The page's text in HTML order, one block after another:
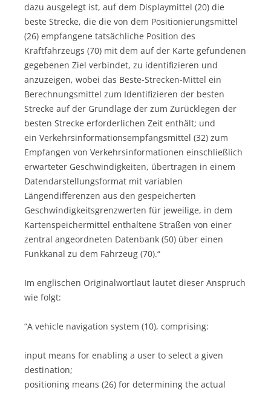
dazu ausgelegt ist, auf dem Displaymittel (20) die
beste Strecke, die die von dem Positionierungsmittel
(26) empfangene tatsächliche Position des
Kraftfahrzeugs (70) mit dem auf der Karte gefundenen
gegebenen Ziel verbindet, zu identifizieren und
anzuzeigen, wobei das Beste-Strecken-Mittel ein
Berechnungsmittel zum Identifizieren der besten
Strecke auf der Grundlage der zum Zurücklegen der
besten Strecke erforderlichen Zeit enthält; und
ein Verkehrsinformationsempfangsmittel (32) zum
Empfangen von Verkehrsinformationen einschließlich
erwarteter Geschwindigkeiten, übertragen in einem
Datendarstellungsformat mit variablen
Längendifferenzen aus den gespeicherten
Geschwindigkeitsgrenzwerten für jeweilige, in dem
Kartenspeichermittel enthaltene Straßen von einer
zentral angeordneten Datenbank (50) über einen
Funkkanal zu dem Fahrzeug (70).“
Im englischen Originalwortlaut lautet dieser Anspruch
wie folgt:
“A vehicle navigation system (10), comprising:
input means for enabling a user to select a given
destination;
positioning means (26) for determining the actual